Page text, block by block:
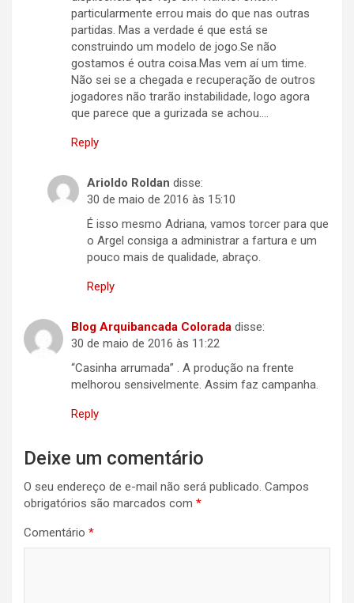
particularmente errou mais do que nas outras
partidas. Mas a verdade é que está se
construindo um modelo de jogo.Se não
gostamos é outra coisa.Mas vem aí um time.
Não sei se a chegada e recuperação de outros
jogadores não trarão instabilidade, logo agora
que parece que a gurizada se achou….
Reply
Arioldo Roldan disse:
30 de maio de 2016 às 15:10
É isso mesmo Adriana, vamos torcer para que
o Argel consiga a administrar a fartura e um
pouco mais de qualidade, abraço.
Reply
Blog Arquibancada Colorada disse:
30 de maio de 2016 às 11:22
“Casinha arrumada” . A produção na frente
melhorou sensivelmente. Assim faz campanha.
Reply
Deixe um comentário
O seu endereço de e-mail não será publicado. Campos
obrigatórios são marcados com *
Comentário *